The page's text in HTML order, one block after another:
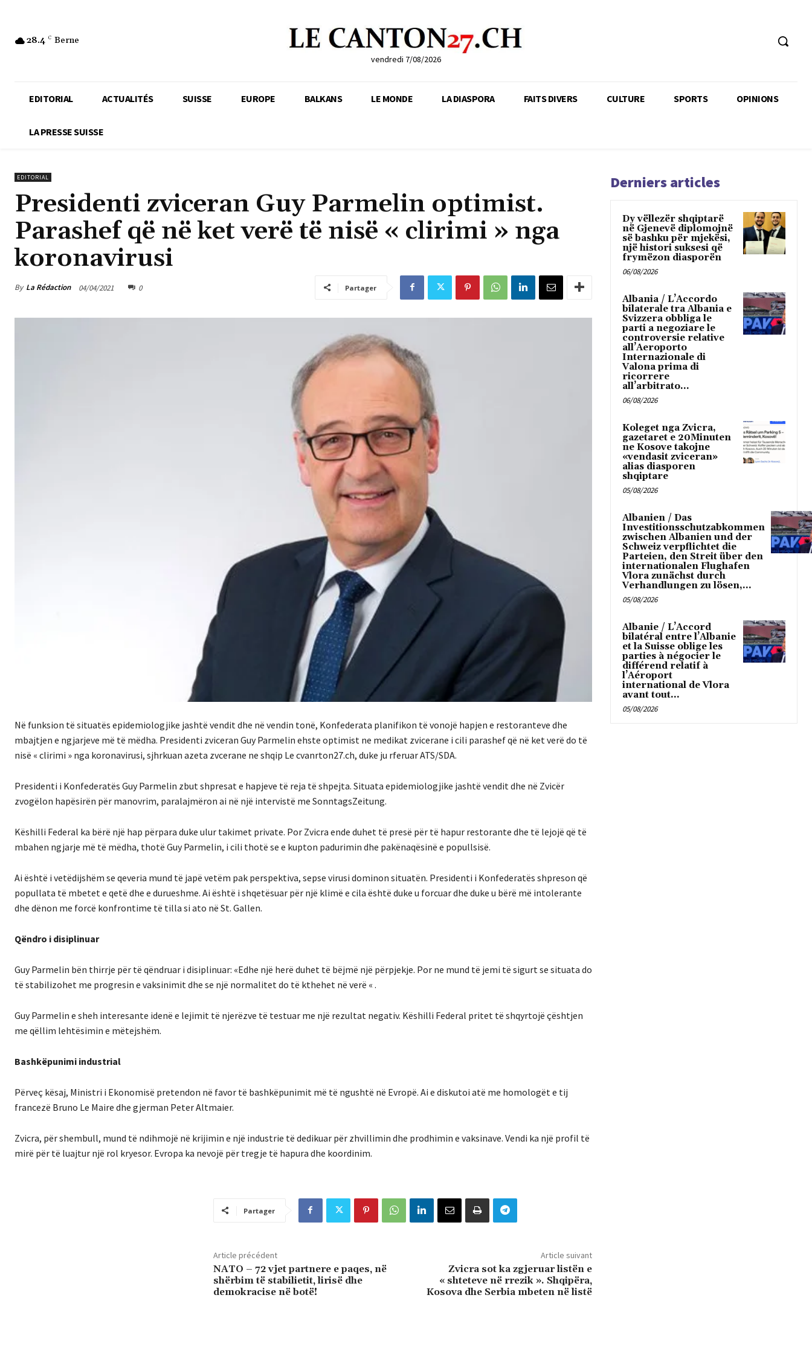
28.4 C Berne
vendredi 7/08/2026
EDITORIAL ACTUALITÉS SUISSE EUROPE BALKANS LE MONDE LA DIASPORA FAITS DIVERS CULTURE SPORTS OPINIONS
LA PRESSE SUISSE
EDITORIAL
Presidenti zviceran Guy Parmelin optimist.
Parashef që në ket verë të nisë « clirimi » nga
koronavirusi
By La Rédaction 04/04/2021 0 Partager
Në funksion të situatës epidemiologjike jashtë vendit dhe në vendin tonë, Konfederata planifikon të vonojë hapjen e restoranteve dhe
mbajtjen e ngjarjeve më të mëdha. Presidenti zviceran Guy Parmelin ehste optimist ne medikat zvicerane i cili parashef që në ket verë do të
nisë « clirimi » nga koronavirusi, sjhrkuan azeta zvcerane ne shqip Le cvanrton27.ch, duke ju rferuar ATS/SDA.
Presidenti i Konfederatës Guy Parmelin zbut shpresat e hapjeve të reja të shpejta. Situata epidemiologjike jashtë vendit dhe në Zvicër
zvogëlon hapësirën për manovrim, paralajmëron ai në një intervistë me SonntagsZeitung.
Këshilli Federal ka bërë një hap përpara duke ulur takimet private. Por Zvicra ende duhet të presë për të hapur restorante dhe të lejojë që të
mbahen ngjarje më të mëdha, thotë Guy Parmelin, i cili thotë se e kupton padurimin dhe pakënaqësinë e popullsisë.
Ai është i vetëdijshëm se qeveria mund të japë vetëm pak perspektiva, sepse virusi dominon situatën. Presidenti i Konfederatës shpreson që
popullata të mbetet e qetë dhe e durueshme. Ai është i shqetësuar për një klimë e cila është duke u forcuar dhe duke u bërë më intolerante
dhe dënon me forcë konfrontime të tilla si ato në St. Gallen.
Qëndro i disiplinuar
Guy Parmelin bën thirrje për të qëndruar i disiplinuar: «Edhe një herë duhet të bëjmë një përpjekje. Por ne mund të jemi të sigurt se situata do
të stabilizohet me progresin e vaksinimit dhe se një normalitet do të kthehet në verë « .
Guy Parmelin e sheh interesante idenë e lejimit të njerëzve të testuar me një rezultat negativ. Këshilli Federal pritet të shqyrtojë çështjen
me qëllim lehtësimin e mëtejshëm.
Bashkëpunimi industrial
Përveç kësaj, Ministri i Ekonomisë pretendon në favor të bashkëpunimit më të ngushtë në Evropë. Ai e diskutoi atë me homologët e tij
francezë Bruno Le Maire dhe gjerman Peter Altmaier.
Zvicra, për shembull, mund të ndihmojë në krijimin e një industrie të dedikuar për zhvillimin dhe prodhimin e vaksinave. Vendi ka një profil të
mirë për të luajtur një rol kryesor. Evropa ka nevojë për tregje të hapura dhe koordinim.
Partager
Article précédent
NATO – 72 vjet partnere e paqes, në
shërbim të stabilietit, lirisë dhe
demokracise në botë!
Article suivant
Zvicra sot ka zgjeruar listën e
« shteteve në rrezik ». Shqipëra,
Kosova dhe Serbia mbeten në listë
Derniers articles
Dy vëllezër shqiptarë
në Gjenevë diplomojnë
së bashku për mjekësi,
një histori suksesi që
frymëzon diasporën
06/08/2026
Albania / L’Accordo
bilaterale tra Albania e
Svizzera obbliga le
parti a negoziare le
controversie relative
all’Aeroporto
Internazionale di
Valona prima di
ricorrere
all’arbitrato...
06/08/2026
Koleget nga Zvicra,
gazetaret e 20Minuten
ne Kosove takojne
«vendasit zviceran»
alias diasporen
shqiptare
05/08/2026
Albanien / Das
Investitionsschutzabkommen
zwischen Albanien und der
Schweiz verpflichtet die
Parteien, den Streit über den
internationalen Flughafen
Vlora zunächst durch
Verhandlungen zu lösen,...
05/08/2026
Albanie / L’Accord
bilatéral entre l’Albanie
et la Suisse oblige les
parties à négocier le
différend relatif à
l’Aéroport
international de Vlora
avant tout...
05/08/2026